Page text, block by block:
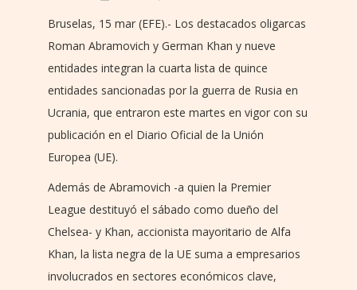
Bruselas, 15 mar (EFE).- Los destacados oligarcas
Roman Abramovich y German Khan y nueve
entidades integran la cuarta lista de quince
entidades sancionadas por la guerra de Rusia en
Ucrania, que entraron este martes en vigor con su
publicación en el Diario Oficial de la Unión
Europea (UE).
Además de Abramovich -a quien la Premier
League destituyó el sábado como dueño del
Chelsea- y Khan, accionista mayoritario de Alfa
Khan, la lista negra de la UE suma a empresarios
involucrados en sectores económicos clave,